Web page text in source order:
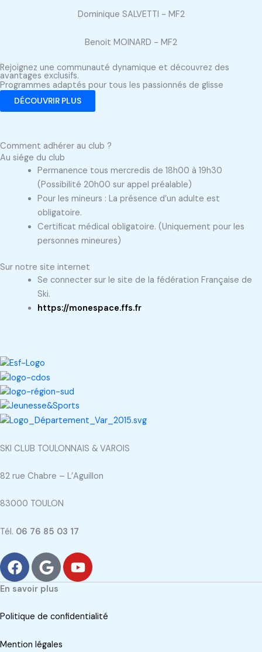
Dominique SALVETTI - MF2
Benoit MOINARD - MF2
Rejoignez une communauté dynamique et découvrez des
avantages exclusifs.
Programmes adaptés pour tous les passionnés de glisse
DÉCOUVRIR PLUS
Comment adhérer au club ?
Au siége du club
Permanence tous mercredis de 18h00 à 19h30
(Possibilité 20h00 sur appel préalable)
Pour les mineurs : La présence d’un adulte est
obligatoire.
Certificat médical obligatoire. (Uniquement pour les
personnes mineures)
Sur notre site internet
Se connecter sur le site de la fédération Française de
Ski.
https://monespace.ffs.fr
SKI CLUB TOULONNAIS & VAROIS
82 rue Chabre – L’Aguillon
83000 TOULON
Tél. 06 76 85 03 17
F
a
c
b
o
G
o
o
l
Y
o
u
u
En savoir plus
Politique de confidentialité
Mention légales